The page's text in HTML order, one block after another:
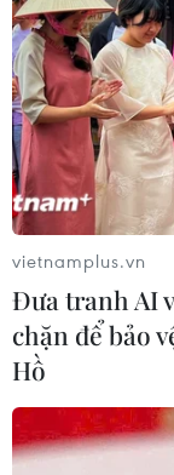
vietnamplus.vn
Đưa tranh AI
chặn để bảo
Hồ